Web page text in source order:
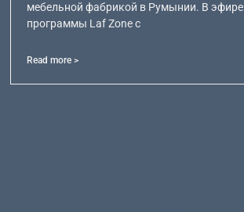
мебельной фабрикой в Румынии. В эфире
программы Laf Zone с
Read more >